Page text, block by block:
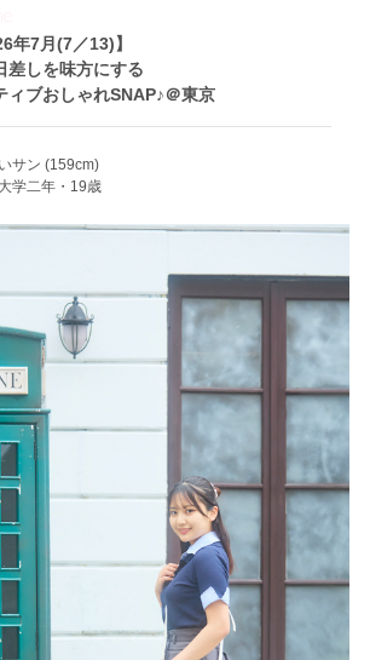
年7月(7／13)】
差しを味方にする
ィブおしゃれSNAP♪＠東京
サン (159cm)
学二年・19歳